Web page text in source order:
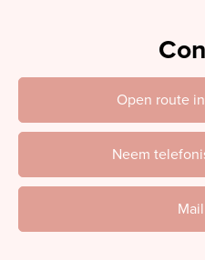
Open route
Neem